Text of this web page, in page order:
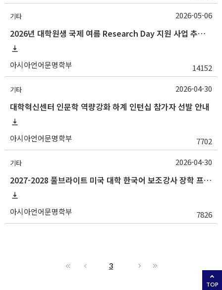
기타
2026년 대학원생 국제 여름 Research Day 지원 사업 추가 모집 안내
아시아언어문명학부 14152
2026-05-06
기타
대학혁신센터 인문학 역량강화 하계 인턴십 참가자 선발 안내
아시아언어문명학부 7702
2026-04-30
기타
2027-2028 풀브라이트 미국 대학 한국어 보조강사 장학 프로그램 지원 안내
아시아언어문명학부 7826
2026-04-30
3
TOP